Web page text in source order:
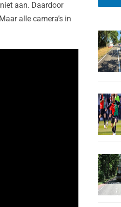
aan. Daardoor
alle camera’s in